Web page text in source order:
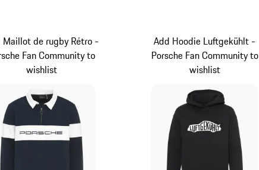
Maillot de rugby Rétro -
Fan Community to
wishlist
Add Hoodie Luftgekühlt -
Porsche Fan Community to
wishlist